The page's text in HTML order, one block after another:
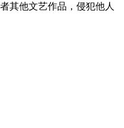
其他文艺作品，侵犯他人